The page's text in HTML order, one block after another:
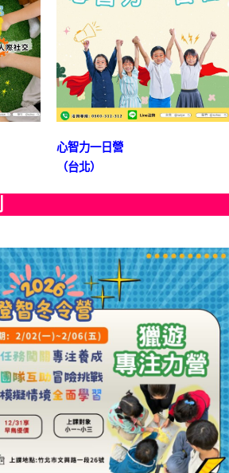
心智力一日營
（台北）